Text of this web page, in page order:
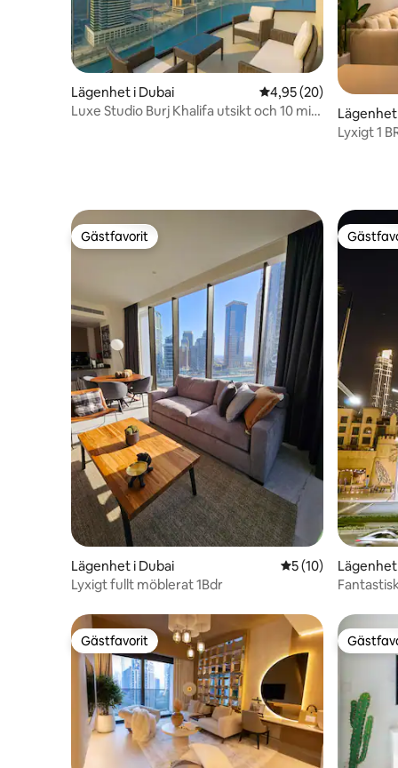
Lägenhet i Dubai 4,95 av 5 i
4,95 (20)
Luxe Studio Burj Khalifa utsikt och 10 min
Lyxigt 1
Gästfavorit
Gästfavorit
Lägenhet i Dubai 5 av 5 i
5 (10)
Lyxigt fullt möblerat 1Bdr
Gästfavorit
Gästfavorit